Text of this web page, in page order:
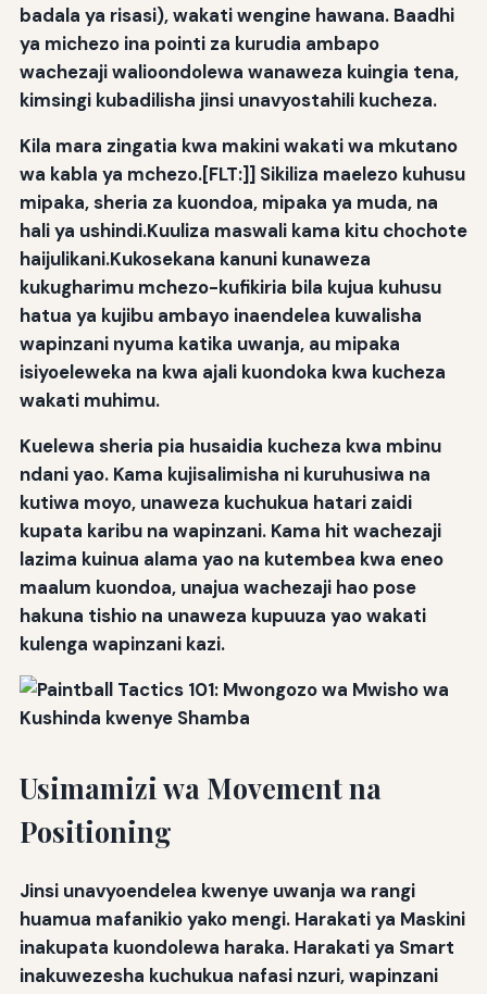
badala ya risasi), wakati wengine hawana. Baadhi
ya michezo ina pointi za kurudia ambapo
wachezaji walioondolewa wanaweza kuingia tena,
kimsingi kubadilisha jinsi unavyostahili kucheza.
Kila mara zingatia kwa makini wakati wa mkutano
wa kabla ya mchezo.[FLT:]] Sikiliza maelezo kuhusu
mipaka, sheria za kuondoa, mipaka ya muda, na
hali ya ushindi.Kuuliza maswali kama kitu chochote
haijulikani.Kukosekana kanuni kunaweza
kukugharimu mchezo-kufikiria bila kujua kuhusu
hatua ya kujibu ambayo inaendelea kuwalisha
wapinzani nyuma katika uwanja, au mipaka
isiyoeleweka na kwa ajali kuondoka kwa kucheza
wakati muhimu.
Kuelewa sheria pia husaidia kucheza kwa mbinu
ndani yao. Kama kujisalimisha ni kuruhusiwa na
kutiwa moyo, unaweza kuchukua hatari zaidi
kupata karibu na wapinzani. Kama hit wachezaji
lazima kuinua alama yao na kutembea kwa eneo
maalum kuondoa, unajua wachezaji hao pose
hakuna tishio na unaweza kupuuza yao wakati
kulenga wapinzani kazi.
Usimamizi wa Movement na
Positioning
Jinsi unavyoendelea kwenye uwanja wa rangi
huamua mafanikio yako mengi. Harakati ya Maskini
inakupata kuondolewa haraka. Harakati ya Smart
inakuwezesha kuchukua nafasi nzuri, wapinzani